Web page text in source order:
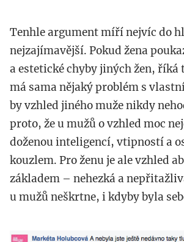
Tenhle argument míří nejvíc do
nejzajímavější. Pokud žena
a estetické chyby jiných žen, říká
má sama nějaký problém s
by vzhled jiného muže nikdy
proto, že u mužů o vzhled moc
doženou inteligencí, vtipností a
kouzlem. Pro ženu je ale vzhled
základem – nehezká a
u mužů neškrtne, i kdyby byla